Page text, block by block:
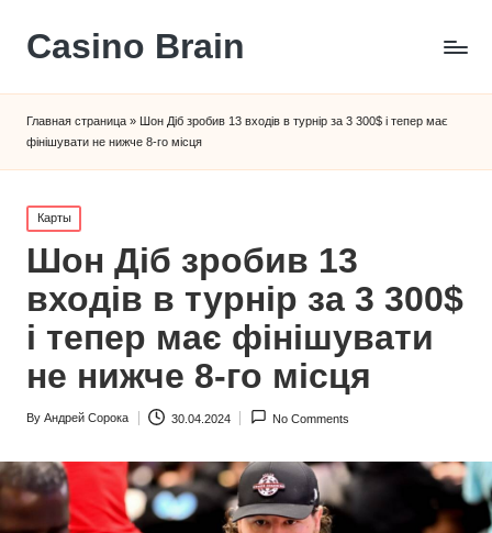
Сasino Brain
Главная страница » Шон Діб зробив 13 входів в турнір за 3 300$ і тепер має
фінішувати не нижче 8-го місця
Posted
in
Карты
Шон Діб зробив 13
входів в турнір за 3 300$
і тепер має фінішувати
не нижче 8-го місця
Posted
By Андрей Сорока 30.04.2024 No Comments